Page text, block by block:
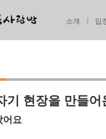
기 현장을 만들어
어요
소개 입